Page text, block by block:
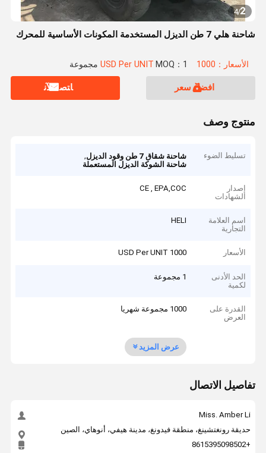
2
/
4
شاحنة هلي 7 طن الديزل المستخدمة المكونات الأساسية للمحرك
الأسعار：1000 USD Per UNIT MOQ：1 مجموعة
افضل سعر ﺎﺘﺼﻟ ﺍﻶﻧ
منتوج وصف
تسليط الضوء شاحنة شقاق 7 طن وقود الديزل
,
شاحنة الشوكة الديزل المستعملة
إصدار
الشهادات
CE , EPA,COC
اسم العلامة
التجارية
HELI
الأسعار 1000 USD Per UNIT
الحد الأدنى
لكمية
1 مجموعة
القدرة على
العرض
1000 مجموعة شهريا
عرض المزيد
تفاصيل الاتصال
Miss. Amber Li
حديقة رونغتشينغ، منطقة فيدونغ، مدينة هيفي، أنوهاي، الصين
+8615395098502